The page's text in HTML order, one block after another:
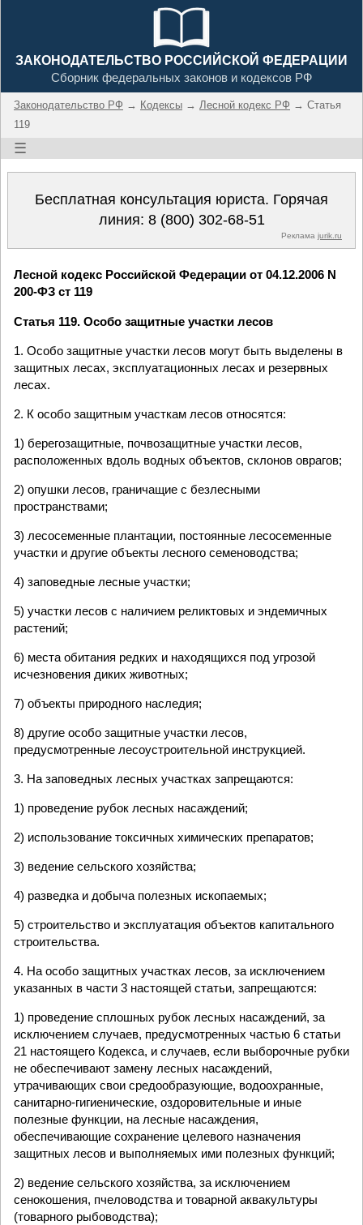
ЗАКОНОДАТЕЛЬСТВО РОССИЙСКОЙ ФЕДЕРАЦИИ
Сборник федеральных законов и кодексов РФ
Законодательство РФ → Кодексы → Лесной кодекс РФ → Статья
119
☰
Бесплатная консультация юриста. Горячая
линия: 8 (800) 302-68-51
Реклама jurik.ru
Лесной кодекс Российской Федерации от 04.12.2006 N
200-ФЗ ст 119
Статья 119. Особо защитные участки лесов
1. Особо защитные участки лесов могут быть выделены в
защитных лесах, эксплуатационных лесах и резервных
лесах.
2. К особо защитным участкам лесов относятся:
1) берегозащитные, почвозащитные участки лесов,
расположенных вдоль водных объектов, склонов оврагов;
2) опушки лесов, граничащие с безлесными
пространствами;
3) лесосеменные плантации, постоянные лесосеменные
участки и другие объекты лесного семеноводства;
4) заповедные лесные участки;
5) участки лесов с наличием реликтовых и эндемичных
растений;
6) места обитания редких и находящихся под угрозой
исчезновения диких животных;
7) объекты природного наследия;
8) другие особо защитные участки лесов,
предусмотренные лесоустроительной инструкцией.
3. На заповедных лесных участках запрещаются:
1) проведение рубок лесных насаждений;
2) использование токсичных химических препаратов;
3) ведение сельского хозяйства;
4) разведка и добыча полезных ископаемых;
5) строительство и эксплуатация объектов капитального
строительства.
4. На особо защитных участках лесов, за исключением
указанных в части 3 настоящей статьи, запрещаются:
1) проведение сплошных рубок лесных насаждений, за
исключением случаев, предусмотренных частью 6 статьи
21 настоящего Кодекса, и случаев, если выборочные рубки
не обеспечивают замену лесных насаждений,
утрачивающих свои средообразующие, водоохранные,
санитарно-гигиенические, оздоровительные и иные
полезные функции, на лесные насаждения,
обеспечивающие сохранение целевого назначения
защитных лесов и выполняемых ими полезных функций;
2) ведение сельского хозяйства, за исключением
сенокошения, пчеловодства и товарной аквакультуры
(товарного рыбоводства);